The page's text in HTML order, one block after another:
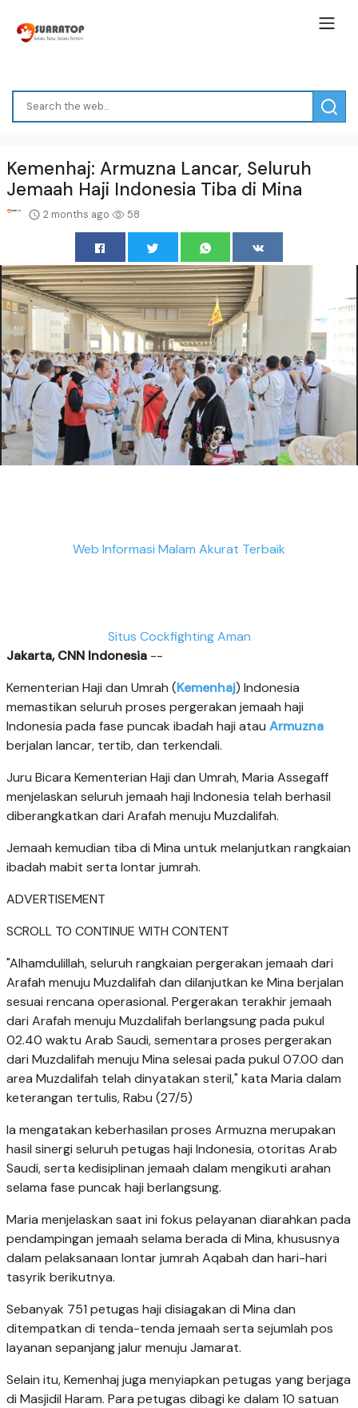
Kemenhaj: Armuzna Lancar, Seluruh
Jemaah Haji Indonesia Tiba di Mina
2 months ago 58
Web Informasi Malam Akurat Terbaik
Situs Cockfighting Aman
Jakarta, CNN Indonesia --
Kementerian Haji dan Umrah (Kemenhaj) Indonesia
memastikan seluruh proses pergerakan jemaah haji
Indonesia pada fase puncak ibadah haji atau Armuzna
berjalan lancar, tertib, dan terkendali.
Juru Bicara Kementerian Haji dan Umrah, Maria Assegaff
menjelaskan seluruh jemaah haji Indonesia telah berhasil
diberangkatkan dari Arafah menuju Muzdalifah.
Jemaah kemudian tiba di Mina untuk melanjutkan rangkaian
ibadah mabit serta lontar jumrah.
ADVERTISEMENT
SCROLL TO CONTINUE WITH CONTENT
"Alhamdulillah, seluruh rangkaian pergerakan jemaah dari
Arafah menuju Muzdalifah dan dilanjutkan ke Mina berjalan
sesuai rencana operasional. Pergerakan terakhir jemaah
dari Arafah menuju Muzdalifah berlangsung pada pukul
02.40 waktu Arab Saudi, sementara proses pergerakan
dari Muzdalifah menuju Mina selesai pada pukul 07.00 dan
area Muzdalifah telah dinyatakan steril," kata Maria dalam
keterangan tertulis, Rabu (27/5)
Ia mengatakan keberhasilan proses Armuzna merupakan
hasil sinergi seluruh petugas haji Indonesia, otoritas Arab
Saudi, serta kedisiplinan jemaah dalam mengikuti arahan
selama fase puncak haji berlangsung.
Maria menjelaskan saat ini fokus pelayanan diarahkan pada
pendampingan jemaah selama berada di Mina, khususnya
dalam pelaksanaan lontar jumrah Aqabah dan hari-hari
tasyrik berikutnya.
Sebanyak 751 petugas haji disiagakan di Mina dan
ditempatkan di tenda-tenda jemaah serta sejumlah pos
layanan sepanjang jalur menuju Jamarat.
Selain itu, Kemenhaj juga menyiapkan petugas yang berjaga
di Masjidil Haram. Para petugas dibagi ke dalam 10 satuan